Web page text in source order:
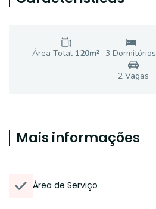
Área Total 120m² 3 Dormitórios
2 Vagas
Mais informações
Área de Serviço